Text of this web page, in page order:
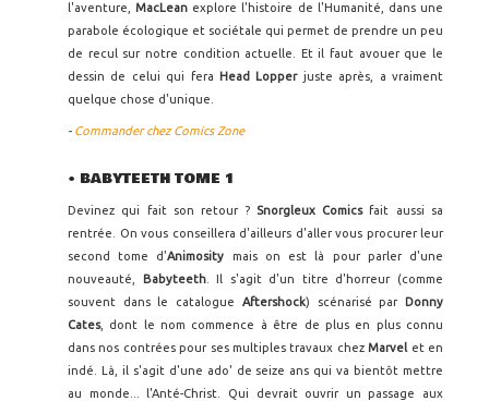
l'aventure,MacLean explore l'histoire de l'Humanité, dans une
parabole écologique et sociétale qui permet de prendre un peu
de recul sur notre condition actuelle. Et il faut avouer que le
dessin de celui qui fera Head Lopper juste après, a vraiment
quelque chose d'unique.
- Commander chez Comics Zone
• BABYTEETH TOME 1
Devinez qui fait son retour ? Snorgleux Comicsfait aussi sa
rentrée. On vous conseillera d'ailleurs d'aller vous procurer leur
second tome d'Animosity mais on est là pour parler d'une
nouveauté,
Babyteeth. Il s'agit d'un titre d'horreur (comme
souvent dans le catalogue Aftershock) scénarisé par Donny
Cates, dont le nom commence à être de plus en plus connu
dans nos contrées pour ses multiples travaux chezMarvel et en
indé. Là, il s'agit d'une ado' de seize ans qui va bientôt mettre
au monde... l'Anté-Christ. Qui devrait ouvrir un passage aux